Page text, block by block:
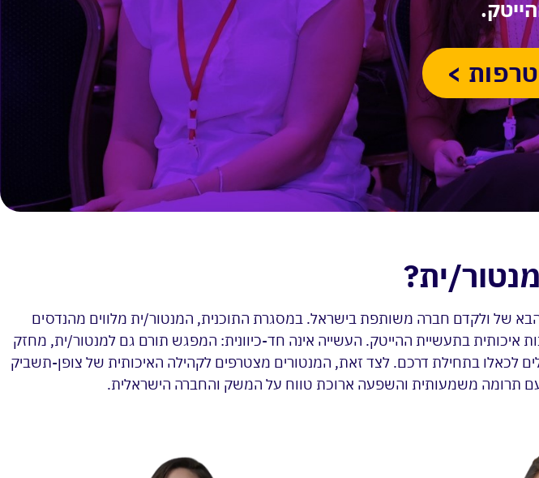
>
ית?
של ולקדם חברה משותפת בישראל. במסגרת התוכנית, המנטור/ית מלווים מהנדסים
איכותית בתעשיית ההייטק. העשייה אינה חד-כיוונית: המפגש תורם גם למנטור/ית, מחזק
לכאלו בתחילת דרכם. לצד זאת, המנטורים מצטרפים לקהילה האיכותית של צופן-תשביק
עם תרומה משמעותית והשפעה ארוכת טווח על המשק והחברה הישראלית.